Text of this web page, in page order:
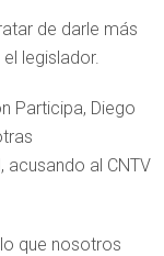
de darle más
legislador.
Participa, Diego
acusando al CNTV
que nosotros